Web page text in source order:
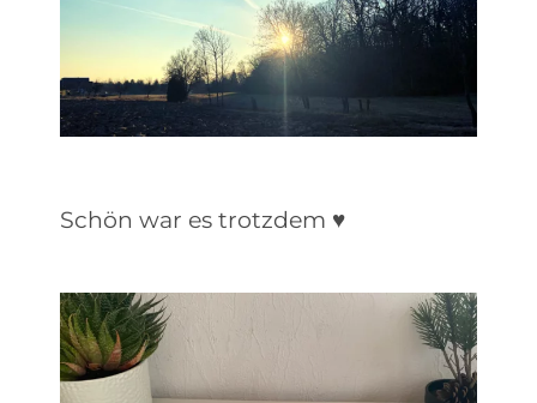
Schön war es trotzdem ♥